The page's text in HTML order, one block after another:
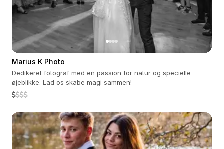
Marius K Photo
Dedikeret fotograf med en passion for natur og specielle
øjeblikke. Lad os skabe magi sammen!